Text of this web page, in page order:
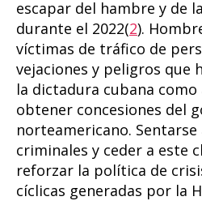
escapar del hambre y de
durante el 2022(2).
víctimas de tráfico de
vejaciones y peligros que
la dictadura cubana
obtener concesiones del
norteamericano. Sentarse
criminales y ceder a este
reforzar la política de
cíclicas generadas por la